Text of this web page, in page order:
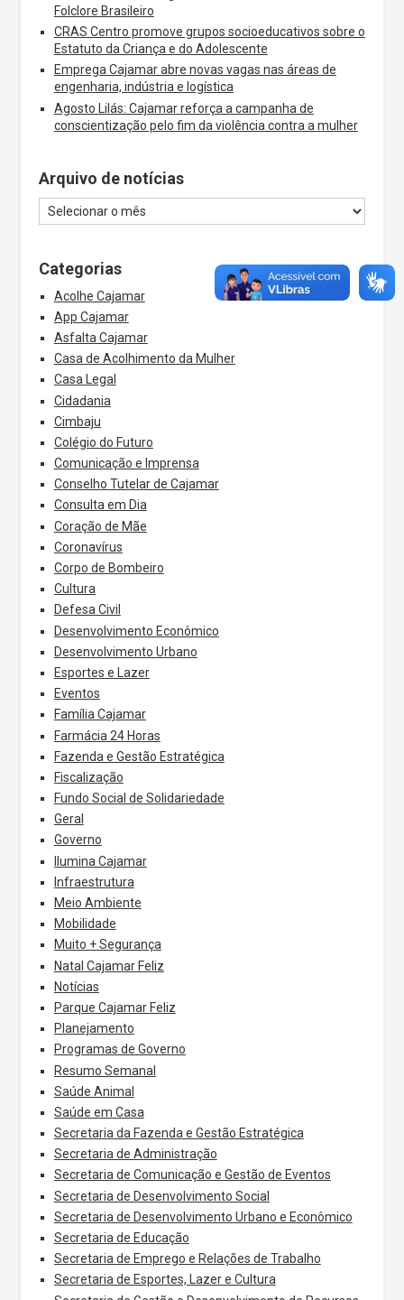
Folclore Brasileiro
CRAS Centro promove grupos socioeducativos sobre o
Estatuto da Criança e do Adolescente
Emprega Cajamar abre novas vagas nas áreas de
engenharia, indústria e logística
Agosto Lilás: Cajamar reforça a campanha de
conscientização pelo fim da violência contra a mulher
Arquivo de notícias
Categorias
Acolhe Cajamar
App Cajamar
Asfalta Cajamar
Casa de Acolhimento da Mulher
Casa Legal
Cidadania
Cimbaju
Colégio do Futuro
Comunicação e Imprensa
Conselho Tutelar de Cajamar
Consulta em Dia
Coração de Mãe
Coronavírus
Corpo de Bombeiro
Cultura
Defesa Civil
Desenvolvimento Econômico
Desenvolvimento Urbano
Esportes e Lazer
Eventos
Família Cajamar
Farmácia 24 Horas
Fazenda e Gestão Estratégica
Fiscalização
Fundo Social de Solidariedade
Geral
Governo
Ilumina Cajamar
Infraestrutura
Meio Ambiente
Mobilidade
Muito + Segurança
Natal Cajamar Feliz
Notícias
Parque Cajamar Feliz
Planejamento
Programas de Governo
Resumo Semanal
Saúde Animal
Saúde em Casa
Secretaria da Fazenda e Gestão Estratégica
Secretaria de Administração
Secretaria de Comunicação e Gestão de Eventos
Secretaria de Desenvolvimento Social
Secretaria de Desenvolvimento Urbano e Econômico
Secretaria de Educação
Secretaria de Emprego e Relações de Trabalho
Secretaria de Esportes, Lazer e Cultura